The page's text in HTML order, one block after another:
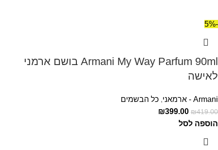
-5%
Armani My Way Parfum 90ml בושם ארמני
לאישה
Armani - ארמאני , כל הבשמים
₪419.00
₪399.00
הוספה לסל